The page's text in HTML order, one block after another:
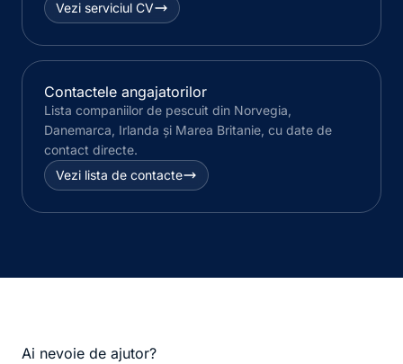
Vezi serviciul CV
Contactele angajatorilor
Lista companiilor de pescuit din Norvegia,
Danemarca, Irlanda și Marea Britanie, cu date de
contact directe.
Vezi lista de contacte
Ai nevoie de ajutor?